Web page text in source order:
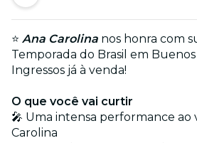
⭐ Ana Carolina nos honra com
Temporada do Brasil em Buenos
Ingressos já à venda!
O que você vai curtir
🎤 Uma intensa performance ao
Carolina